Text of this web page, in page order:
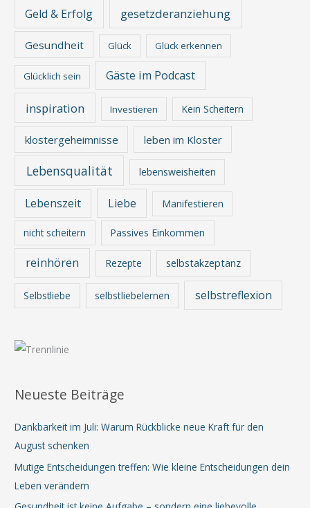
Geld & Erfolg gesetzderanziehung
Gesundheit Glück Glück erkennen
Glücklich sein Gäste im Podcast
inspiration Investieren Kein Scheitern
klostergeheimnisse leben im Kloster
Lebensqualität lebensweisheiten
Lebenszeit Liebe Manifestieren
nicht scheitern Passives Einkommen
reinhören Rezepte selbstakzeptanz
Selbstliebe selbstliebelernen selbstreflexion
Neueste Beiträge
Dankbarkeit im Juli: Warum Rückblicke neue Kraft für den
August schenken
Mutige Entscheidungen treffen: Wie kleine Entscheidungen dein
Leben verändern